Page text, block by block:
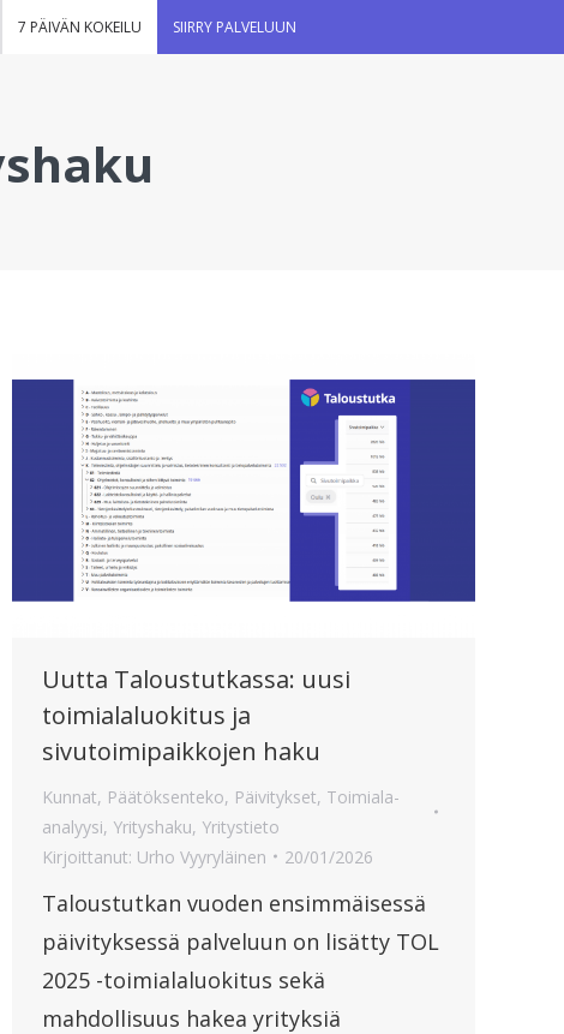
7 PÄIVÄN KOKEILU SIIRRY PALVELUUN
Uutta Taloustutkassa: uusi
toimialaluokitus ja
sivutoimipaikkojen haku
Kunnat, Päätöksenteko, Päivitykset, Toimiala-
analyysi, Yrityshaku, Yritystieto
Kirjoittanut: Urho Vyyryläinen 20/01/2026
Taloustutkan vuoden ensimmäisessä
päivityksessä palveluun on lisätty TOL
2025 -toimialaluokitus sekä
mahdollisuus hakea yrityksiä